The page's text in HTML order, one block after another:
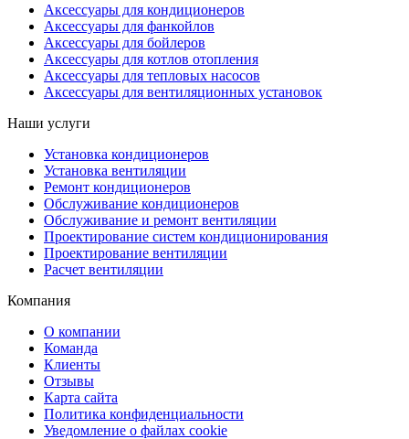
Аксессуары для кондиционеров
Аксессуары для фанкойлов
Аксессуары для бойлеров
Аксессуары для котлов отопления
Аксессуары для тепловых насосов
Аксессуары для вентиляционных установок
Наши услуги
Установка кондиционеров
Установка вентиляции
Ремонт кондиционеров
Обслуживание кондиционеров
Обслуживание и ремонт вентиляции
Проектирование систем кондиционирования
Проектирование вентиляции
Расчет вентиляции
Компания
О компании
Команда
Клиенты
Отзывы
Карта сайта
Политика конфиденциальности
Уведомление о файлах cookie